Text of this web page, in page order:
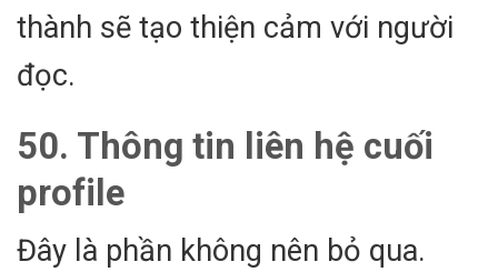
thành sẽ tạo thiện cảm với người
đọc.
50. Thông tin liên hệ cuối
profile
Đây là phần không nên bỏ qua.